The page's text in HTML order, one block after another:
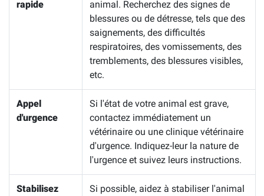
rapide
animal. Recherchez des signes de
blessures ou de détresse, tels que des
saignements, des difficultés
respiratoires, des vomissements, des
tremblements, des blessures visibles,
etc.
Appel
d'urgence
Si l'état de votre animal est grave,
contactez immédiatement un
vétérinaire ou une clinique vétérinaire
d'urgence. Indiquez-leur la nature de
l'urgence et suivez leurs instructions.
Stabilisez
Si possible, aidez à stabiliser l'animal